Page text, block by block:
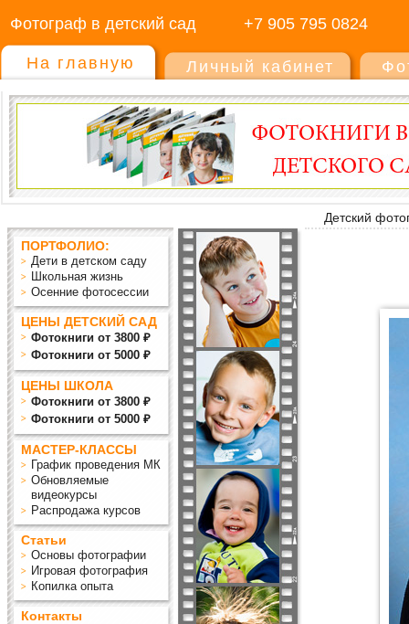
Фотограф в детский сад +7 905 795 0824
На главную Личный кабинет
Детский
ПОРТФОЛИО:
Дети в детском саду
Школьная жизнь
Осенние фотосессии
ЦЕНЫ ДЕТСКИЙ САД
Фотокниги от 3800 ₽
Фотокниги от 5000 ₽
ЦЕНЫ ШКОЛА
Фотокниги от 3800 ₽
Фотокниги от 5000 ₽
МАСТЕР-КЛАССЫ
График проведения МК
Обновляемые
видеокурсы
Распродажа курсов
Статьи
Основы фотографии
Игровая фотография
Копилка опыта
Контакты